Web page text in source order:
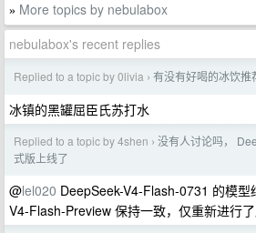
» More topics by nebulabox
nebulabox's recent replies
Replied to a topic by 0livia › 有没有好喝的冰饮推
冰镇的黑罐屈臣氏苏打水
Replied to a topic by 4shen › 没有人讨论吗，
式版上线了
@lel020 DeepSeek-V4-Flash-0731 的模
V4-Flash-Preview 保持一致，仅重新进行